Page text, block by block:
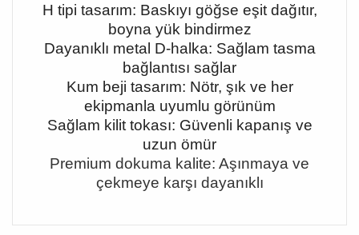
H tipi tasarım: Baskıyı göğse eşit dağıtır,
boyna yük bindirmez
Dayanıklı metal D-halka: Sağlam tasma
bağlantısı sağlar
Kum beji tasarım: Nötr, şık ve her
ekipmanla uyumlu görünüm
Sağlam kilit tokası: Güvenli kapanış ve
uzun ömür
Premium dokuma kalite: Aşınmaya ve
çekmeye karşı dayanıklı